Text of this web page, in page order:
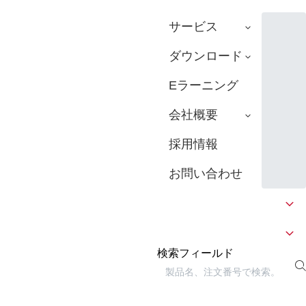
サービス
ダウンロード
Eラーニング
会社概要
採用情報
お問い合わせ
検索フィールド